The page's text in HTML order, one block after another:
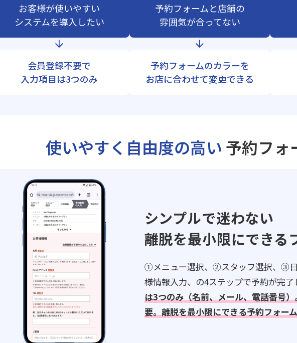
お客様が使いやすい
システムを導入したい
会員登録不要で
入力項目は3つのみ
予約フォームと店舗の
雰囲気が合ってない
予約フォームのカラーを
お店に合わせて変更できる
使いやすく自由度の高い 予約フォ
シンプルで迷わない
離脱を最小限にできる
①メニュー選択、②スタッフ選択、③
様情報入力、の4ステップで予約が完了
は3つのみ（名前、メール、電話番号
要。離脱を最小限にできる予約フォーム